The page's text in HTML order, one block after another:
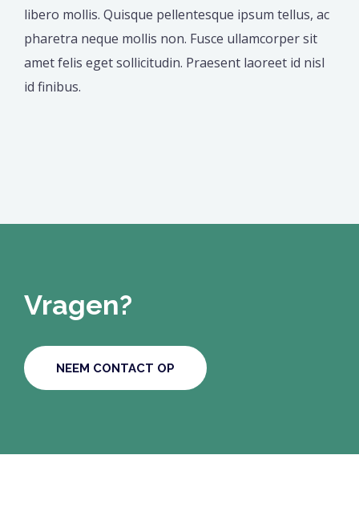
libero mollis. Quisque pellentesque ipsum tellus, ac
pharetra neque mollis non. Fusce ullamcorper sit
amet felis eget sollicitudin. Praesent laoreet id nisl
id finibus.
Vragen?
NEEM CONTACT OP